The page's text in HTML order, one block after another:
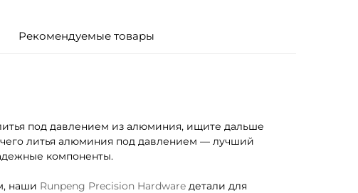
Рекомендуемые товары
под давлением из алюминия, ищите дальше
литья алюминия под давлением — лучший
компоненты.
наши Runpeng Precision Hardware детали для